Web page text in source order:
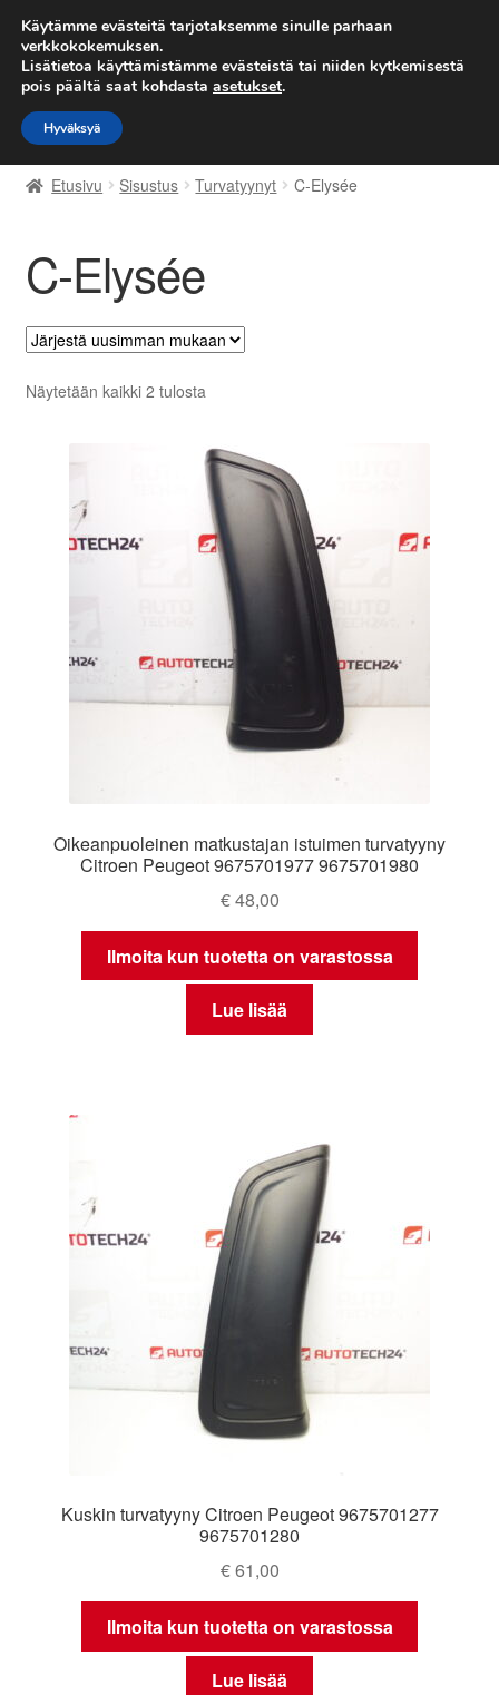
TOIMITUS alkaen 7 EUR
Siirry
navigointiin
Siirry
sisältöön
Etusivu
Kärry
Käyttöehdot
Kuljetus
Maailmanlaajuinen toimitus
Ota yhteyttä
Tarkista
Valitukset
Etusivu Sisustus Turvatyynyt C-Elysée
C-Elysée
Näytetään kaikki 2 tulostaSorted
Oikeanpuoleinen matkustajan istuimen turvatyyny
Citroen Peugeot 9675701977 9675701980
€48,00
Ilmoita kun tuotetta on varastossa
Lue lisää
Kuskin turvatyyny Citroen Peugeot 9675701277
9675701280
€61,00
Ilmoita kun tuotetta on varastossa
Lue lisää
Käytämme evästeitä tarjotaksemme sinulle parhaan
verkkokokemuksen.
Lisätietoa käyttämistämme evästeistä tai niiden kytkemisestä
pois päältä saat kohdasta asetukset.
Hyväksyä